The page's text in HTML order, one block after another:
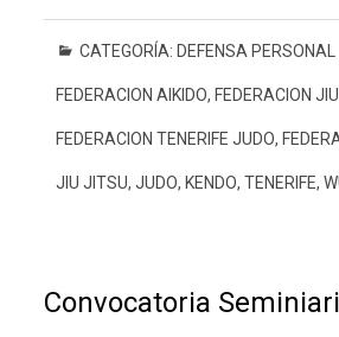
c
e
o
o
i
t
e
r
a
t
A
p
s
s
g
e
n
e
n
t
r
e
t
a
i
CATEGORÍA: DEFENSA PERSONAL
FEDERACION AIKIDO, FEDERACION
FEDERACION TENERIFE JUDO,
JIU JITSU, JUDO, KENDO, TENERIFE,
Convocatoria